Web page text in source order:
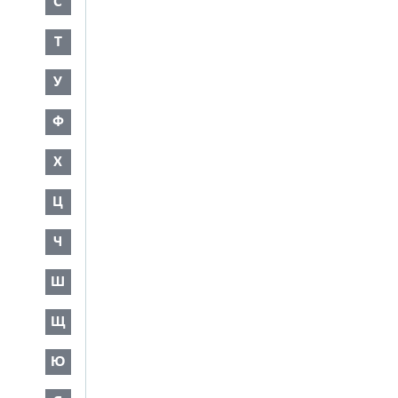
Т
У
Ф
Х
Ц
Ч
Ш
Щ
Ю